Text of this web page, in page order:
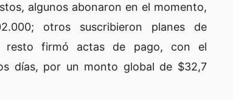
algunos abonaron en el momento,
otros suscribieron planes de
resto firmó actas de pago, con el
días, por un monto global de $32,7